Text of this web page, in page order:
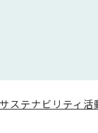
サステナビリティ活